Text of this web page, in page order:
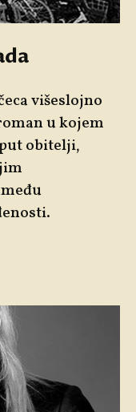
višeslojno
u kojem
obitelji,